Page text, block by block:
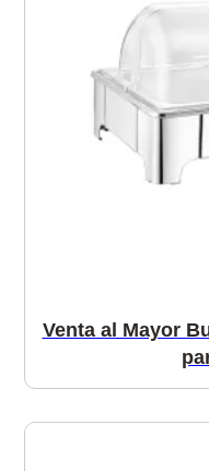
Venta al Mayor